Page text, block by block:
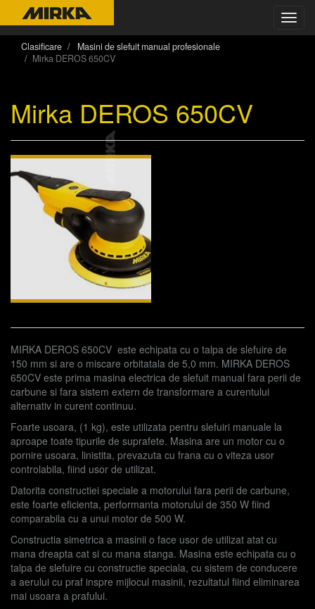
Clasificare
Masini de slefuit manual profesionale
Mirka DEROS 650CV
Mirka DEROS 650CV
MIRKA DEROS 650CV este echipata cu o talpa de slefuire de
150 mm si are o miscare orbitatala de 5,0 mm. MIRKA DEROS
650CV este prima masina electrica de slefuit manual fara perii de
carbune si fara sistem extern de transformare a curentului
alternativ in curent continuu.
Foarte usoara, (1 kg), este utilizata pentru slefuiri manuale la
aproape toate tipurile de suprafete. Masina are un motor cu o
pornire usoara, linistita, prevazuta cu frana cu o viteza usor
controlabila, fiind usor de utilizat.
Datorita constructiei speciale a motorului fara perii de carbune,
este foarte eficienta, performanta motorului de 350 W fiind
comparabila cu a unui motor de 500 W.
Constructia simetrica a masinii o face usor de utilizat atat cu
mana dreapta cat si cu mana stanga. Masina este echipata cu o
talpa de slefuire cu constructie speciala, cu sistem de conducere
a aerului cu praf inspre mijlocul masinii, rezultatul fiind eliminarea
mai usoara a prafului.